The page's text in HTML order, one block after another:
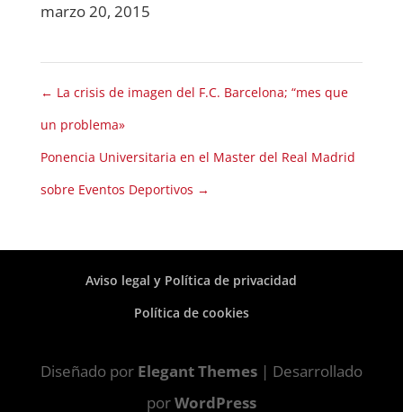
marzo 20, 2015
← La crisis de imagen del F.C. Barcelona; “mes que
un problema»
Ponencia Universitaria en el Master del Real Madrid
sobre Eventos Deportivos →
Aviso legal y Política de privacidad
Política de cookies
Diseñado por Elegant Themes| Desarrollado
porWordPress